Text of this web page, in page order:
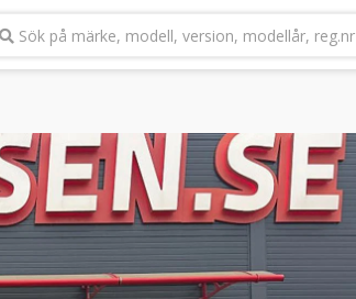
Sök på märke, modell, version, modellår, reg.nr